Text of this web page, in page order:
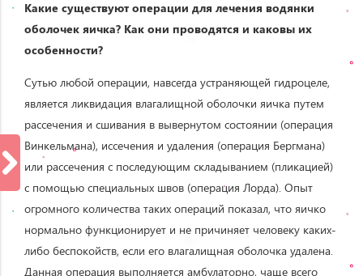
Какие существуют операции для лечения водянки
оболочек яичка? Как они проводятся и каковы их
особенности?
Сутью любой операции, навсегда устраняющей гидроцеле,
является ликвидация влагалищной оболочки яичка путем
рассечения и сшивания в вывернутом состоянии (операция
Винкельмана), иссечения и удаления (операция Бергмана)
или рассечения с последующим складыванием (пликацией)
с помощью специальных швов (операция Лорда). Опыт
огромного количества таких операций показал, что яичко
нормально функционирует и не причиняет человеку каких-
либо беспокойств, если его влагалищная оболочка удалена.
Данная операция выполняется амбулаторно, чаще всего